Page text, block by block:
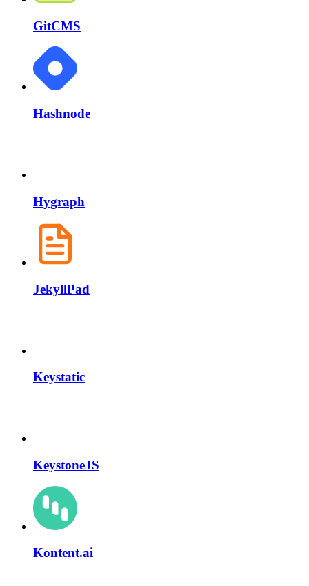
GitCMS
Hashnode
Hygraph
JekyllPad
Keystatic
KeystoneJS
Kontent.ai